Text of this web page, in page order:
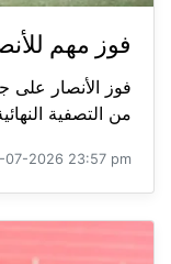
فوز مهم
من التصفية
07-2026 23:57 pm